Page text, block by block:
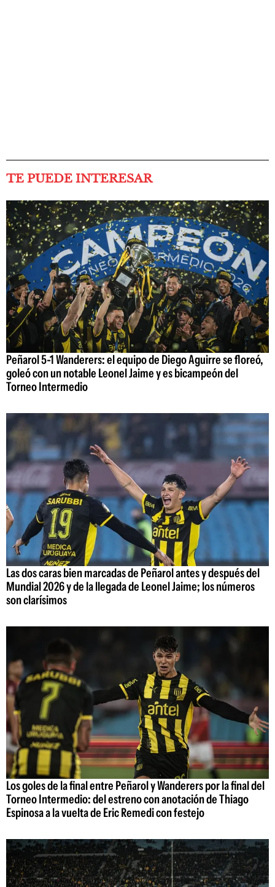
TE PUEDE INTERESAR
Peñarol 5-1 Wanderers: el equipo de Diego Aguirre se floreó,
goleó con un notable Leonel Jaime y es bicampeón del
Torneo Intermedio
Las dos caras bien marcadas de Peñarol antes y después del
Mundial 2026 y de la llegada de Leonel Jaime; los números
son clarísimos
Los goles de la final entre Peñarol y Wanderers por la final del
Torneo Intermedio: del estreno con anotación de Thiago
Espinosa a la vuelta de Eric Remedi con festejo